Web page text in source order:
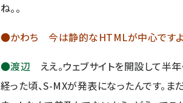
ね。。
●かわち 今は静的なHTMLが中心です
●渡辺 ええ。ウェブサイトを開設して半
経った頃、S-MXが発表になったんです。ま